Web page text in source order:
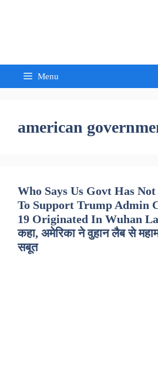
Menu
american
Who Says Us Govt Has
To Support Trump Admin
19 Originated In Wuhan
कहा, अमेरिका ने वुहान लैब से
सबूत